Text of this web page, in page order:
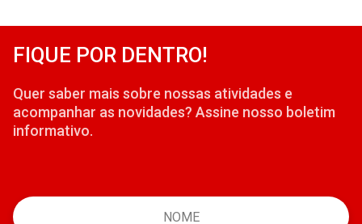
posts
FIQUE POR DENTRO!
Quer saber mais sobre nossas atividades e
acompanhar as novidades? Assine nosso boletim
informativo.